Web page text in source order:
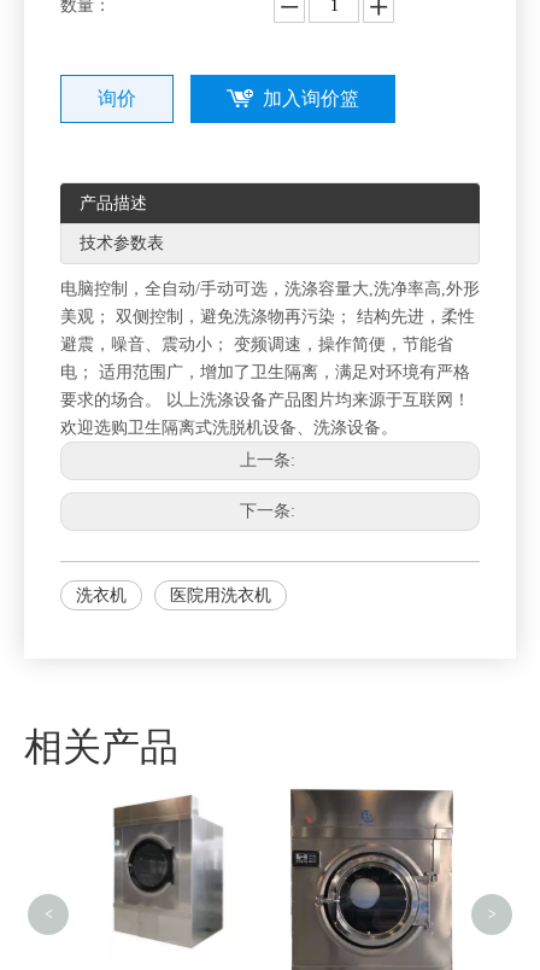
数量：
询价 加入询价篮
产品描述
技术参数表
电脑控制，全自动/手动可选，洗涤容量大,洗净率高,外形
美观； 双侧控制，避免洗涤物再污染； 结构先进，柔性
避震，噪音、震动小； 变频调速，操作简便，节能省
电； 适用范围广，增加了卫生隔离，满足对环境有严格
要求的场合。 以上洗涤设备产品图片均来源于互联网！
欢迎选购卫生隔离式洗脱机设备、洗涤设备。
上一条:
下一条:
洗衣机 医院用洗衣机
相关产品
< >